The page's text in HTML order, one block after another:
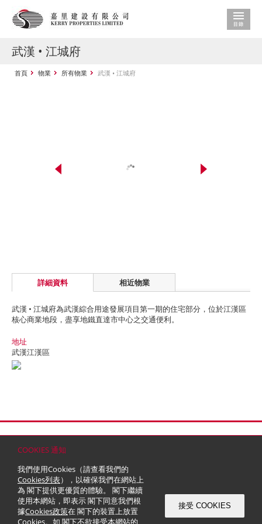
COOKIES 通知
我們使用Cookies（請查看我們的
Cookies列表），以確保我們在網站上
為 閣下提供更優質的體驗。 閣下繼續
使用本網站，即表示 閣下同意我們根
據Cookies政策在 閣下的裝置上放置
Cookies。如 閣下不欲接受本網站的
接受 COOKIES
武漢 • 江城府
首頁 物業 所有物業 武漢 • 江城府
詳細資料 相近物業
武漢 • 江城府為武漢綜合用途發展項目第一期的住宅部分，位於江漢區
核心商業地段，盡享地鐵直達市中心之交通便利。
地址
武漢江漢區
© 2026 嘉里建設有限公司 (於百慕達註冊成立之有限公司)